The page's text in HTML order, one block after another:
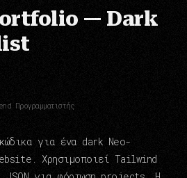
— Dark
Προγραμματιστής
για ένα dark Neo-
Χρησιμοποιεί Tailwind